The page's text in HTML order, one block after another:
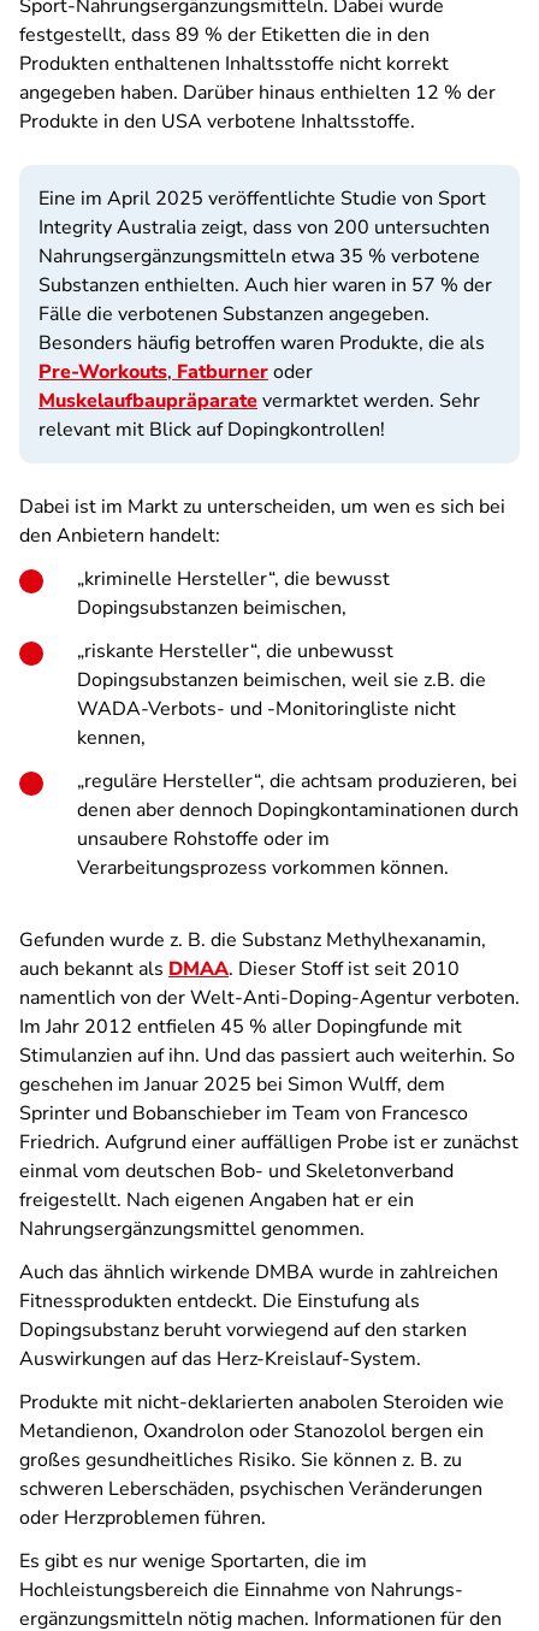
Sport-Nahrungsergänzungsmitteln. Dabei wurde
festgestellt, dass 89 % der Etiketten die in den
Produkten enthaltenen Inhaltsstoffe nicht korrekt
angegeben haben. Darüber hinaus enthielten 12 % der
Produkte in den USA verbotene Inhaltsstoffe.
Eine im April 2025 veröffentlichte Studie von Sport
Integrity Australia zeigt, dass von 200 untersuchten
Nahrungsergänzungsmitteln etwa 35 % verbotene
Substanzen enthielten. Auch hier waren in 57 % der
Fälle die verbotenen Substanzen angegeben.
Besonders häufig betroffen waren Produkte, die als
Pre-Workouts, Fatburneroder
Muskelaufbaupräparatevermarktet werden. Sehr
relevant mit Blick auf Dopingkontrollen!
Dabei ist im Markt zu unterscheiden, um wen es sich bei
den Anbietern handelt:
„kriminelle Hersteller“, die bewusst
Dopingsubstanzen beimischen,
„riskante Hersteller“, die unbewusst
Dopingsubstanzen beimischen, weil sie z.B. die
WADA-Verbots- und -Monitoringliste nicht
kennen,
„reguläre Hersteller“, die achtsam produzieren, bei
denen aber dennoch Dopingkontaminationen durch
unsaubere Rohstoffe oder im
Verarbeitungsprozess vorkommen können.
Gefunden wurde z. B. die Substanz Methylhexanamin,
auch bekannt als DMAA. Dieser Stoff ist seit 2010
namentlich von der Welt-Anti-Doping-Agentur verboten.
Im Jahr 2012 entfielen 45 % aller Dopingfunde mit
Stimulanzien auf ihn. Und das passiert auch weiterhin. So
geschehen im Januar 2025 bei Simon Wulff, dem
Sprinter und Bobanschieber im Team von Francesco
Friedrich. Aufgrund einer auffälligen Probe ist er zunächst
einmal vom deutschen Bob- und Skeletonverband
freigestellt. Nach eigenen Angaben hat er ein
Nahrungsergänzungsmittel genommen.
Auch das ähnlich wirkende DMBA wurde in zahlreichen
Fitnessprodukten entdeckt. Die Einstufung als
Dopingsubstanz beruht vorwiegend auf den starken
Auswirkungen auf das Herz-Kreislauf-System.
Produkte mit nicht-deklarierten anabolen Steroiden wie
Metandienon, Oxandrolon oder Stanozolol bergen ein
großes gesundheitliches Risiko. Sie können z. B. zu
schweren Leberschäden, psychischen Veränderungen
oder Herzproblemen führen.
Es gibt es nur wenige Sportarten, die im
Hochleistungsbereich die Einnahme von Nahrungs­
ergänzungs­mitteln nötig machen. Informationen für den